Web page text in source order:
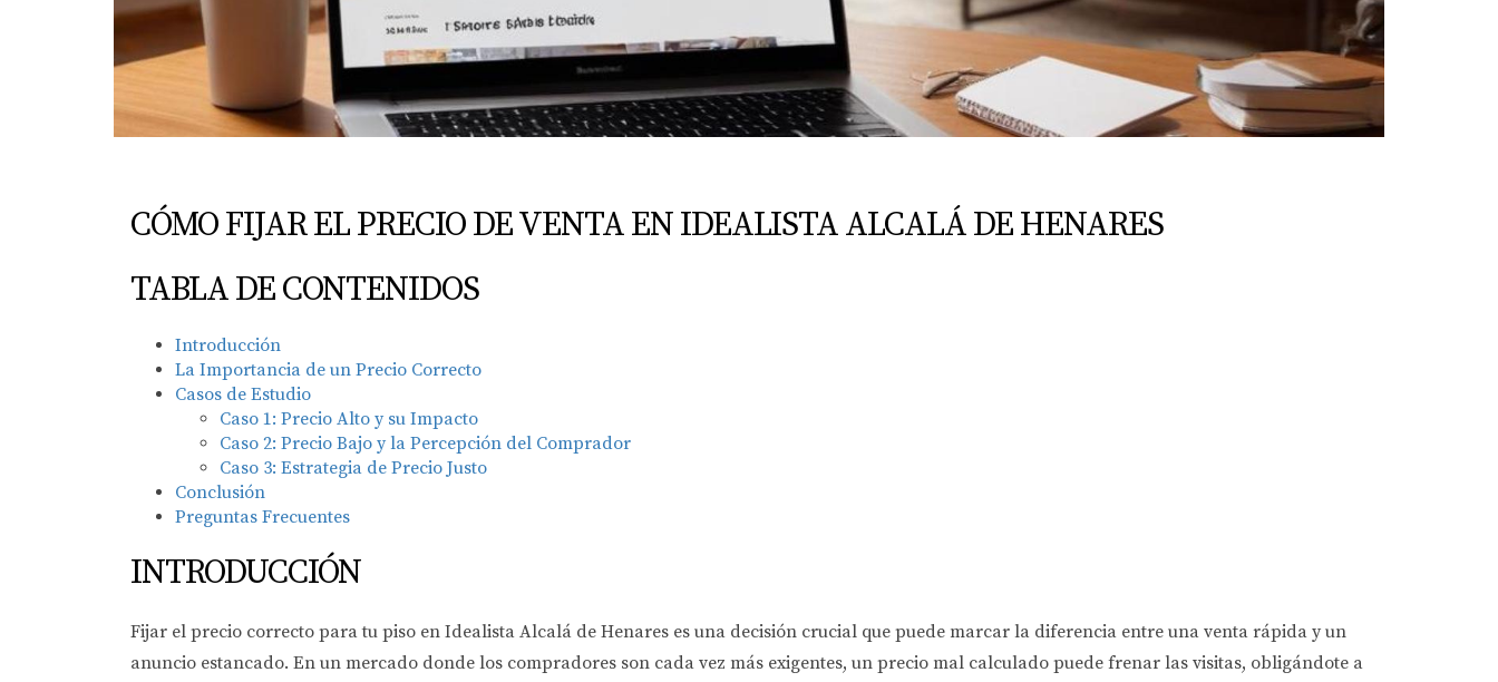
CÓMO FIJAR EL PRECIO DE VENTA EN IDEALISTA ALCALÁ DE HENARES
TABLA DE CONTENIDOS
Introducción
La Importancia de un Precio Correcto
Casos de Estudio
Caso 1: Precio Alto y su Impacto
Caso 2: Precio Bajo y la Percepción del Comprador
Caso 3: Estrategia de Precio Justo
Conclusión
Preguntas Frecuentes
INTRODUCCIÓN
Fijar el precio correcto para tu piso en Idealista Alcalá de Henares es una decisión crucial que puede marcar la diferencia entre una venta rápida y un
anuncio estancado. En un mercado donde los compradores son cada vez más exigentes, un precio mal calculado puede frenar las visitas, obligándote a